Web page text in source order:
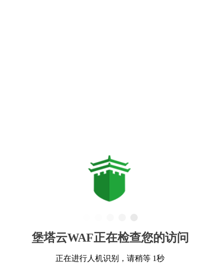
堡塔云WAF正在检查您的访问
正在进行人机识别，请稍等 1秒